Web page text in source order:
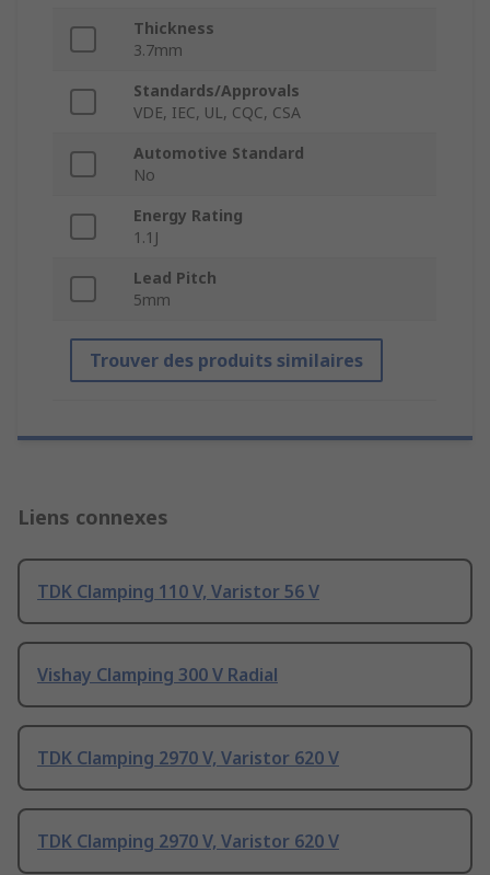
Thickness
3.7mm
Standards/Approvals
VDE, IEC, UL, CQC, CSA
Automotive Standard
No
Energy Rating
1.1J
Lead Pitch
5mm
Trouver des produits similaires
Liens connexes
TDK Clamping 110 V, Varistor 56 V
Vishay Clamping 300 V Radial
TDK Clamping 2970 V, Varistor 620 V
TDK Clamping 2970 V, Varistor 620 V